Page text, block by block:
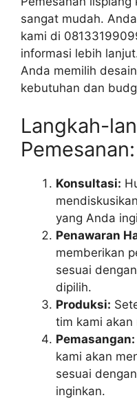
sangat mudah.
kami di
informasi lebih
Anda memilih
kebutuhan dan
Langkah-
Pemesanan:
Konsultasi:
yang Anda
Penawaran
memberikan
sesuai
dipilih.
Produksi:
tim kami akan
Pemasangan:
kami akan
sesuai
inginkan.